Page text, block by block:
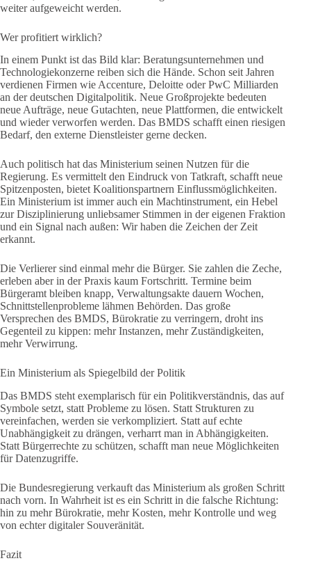
weiter aufgeweicht werden.
Wer profitiert wirklich?
In einem Punkt ist das Bild klar: Beratungsunternehmen und
Technologiekonzerne reiben sich die Hände. Schon seit Jahren
verdienen Firmen wie Accenture, Deloitte oder PwC Milliarden
an der deutschen Digitalpolitik. Neue Großprojekte bedeuten
neue Aufträge, neue Gutachten, neue Plattformen, die entwickelt
und wieder verworfen werden. Das BMDS schafft einen riesigen
Bedarf, den externe Dienstleister gerne decken.
Auch politisch hat das Ministerium seinen Nutzen für die
Regierung. Es vermittelt den Eindruck von Tatkraft, schafft neue
Spitzenposten, bietet Koalitionspartnern Einflussmöglichkeiten.
Ein Ministerium ist immer auch ein Machtinstrument, ein Hebel
zur Disziplinierung unliebsamer Stimmen in der eigenen Fraktion
und ein Signal nach außen: Wir haben die Zeichen der Zeit
erkannt.
Die Verlierer sind einmal mehr die Bürger. Sie zahlen die Zeche,
erleben aber in der Praxis kaum Fortschritt. Termine beim
Bürgeramt bleiben knapp, Verwaltungsakte dauern Wochen,
Schnittstellenprobleme lähmen Behörden. Das große
Versprechen des BMDS, Bürokratie zu verringern, droht ins
Gegenteil zu kippen: mehr Instanzen, mehr Zuständigkeiten,
mehr Verwirrung.
Ein Ministerium als Spiegelbild der Politik
Das BMDS steht exemplarisch für ein Politikverständnis, das auf
Symbole setzt, statt Probleme zu lösen. Statt Strukturen zu
vereinfachen, werden sie verkompliziert. Statt auf echte
Unabhängigkeit zu drängen, verharrt man in Abhängigkeiten.
Statt Bürgerrechte zu schützen, schafft man neue Möglichkeiten
für Datenzugriffe.
Die Bundesregierung verkauft das Ministerium als großen Schritt
nach vorn. In Wahrheit ist es ein Schritt in die falsche Richtung:
hin zu mehr Bürokratie, mehr Kosten, mehr Kontrolle und weg
von echter digitaler Souveränität.
Fazit